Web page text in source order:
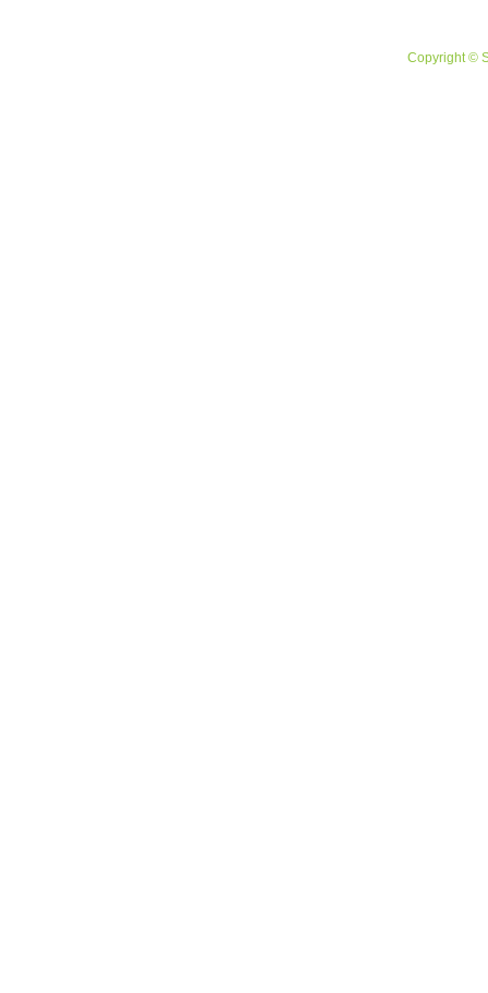
Copyright ©